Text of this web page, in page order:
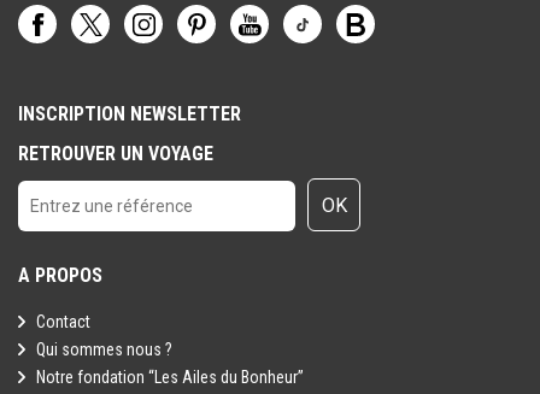
INSCRIPTION NEWSLETTER
RETROUVER UN VOYAGE
OK
A PROPOS
Contact
Qui sommes nous ?
Notre fondation “Les Ailes du Bonheur”